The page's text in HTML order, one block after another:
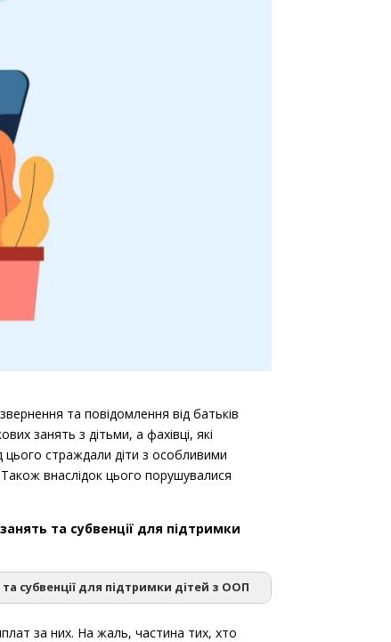
та повідомлення від батьків
занять з дітьми, а фахівці, які
цього страждали діти з особливими
внаслідок цього порушувалися
та субвенції для підтримки
субвенції для підтримки дітей з ООП
за них. На жаль, частина тих, хто